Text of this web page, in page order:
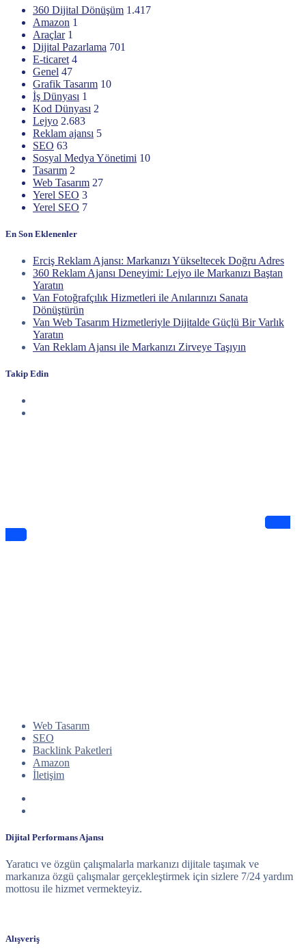
360 Dijital Dönüşüm 1.417
Amazon 1
Araçlar 1
Dijital Pazarlama 701
E-ticaret 4
Genel 47
Grafik Tasarım 10
İş Dünyası 1
Kod Dünyası 2
Lejyo 2.683
Reklam ajansı 5
SEO 63
Sosyal Medya Yönetimi 10
Tasarım 2
Web Tasarım 27
Yerel SEO 3
Yerel SEO 7
En Son Eklenenler
Erciş Reklam Ajansı: Markanızı Yükseltecek Doğru Adres
360 Reklam Ajansı Deneyimi: Lejyo ile Markanızı Baştan
Yaratın
Van Fotoğrafçılık Hizmetleri ile Anılarınızı Sanata
Dönüştürün
Van Web Tasarım Hizmetleriyle Dijitalde Güçlü Bir Varlık
Yaratın
Van Reklam Ajansı ile Markanızı Zirveye Taşıyın
Takip Edin
Web Tasarım
SEO
Backlink Paketleri
Amazon
İletişim
Dijital Performans Ajansı
Yaratıcı ve özgün çalışmalarla markanızı dijitale taşımak ve
markanıza özgü çalışmalar gerçekleştirmek için sizlere 7/24 yardım
mottosu ile hizmet vermekteyiz.
Alışveriş